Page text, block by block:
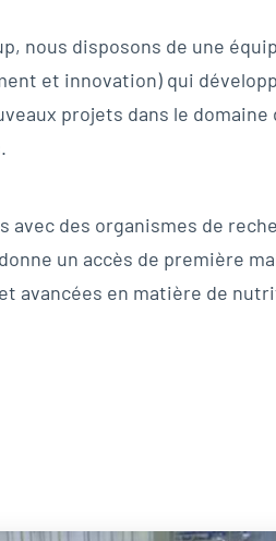
nous disposons de une
et innovation) qui
projets dans le domaine
avec des organismes de
un accès de première
avancées en matière de